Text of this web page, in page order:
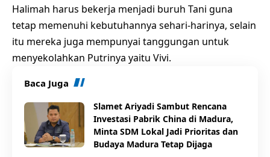
Halimah harus bekerja menjadi buruh Tani guna
tetap memenuhi kebutuhannya sehari-harinya, selain
itu mereka juga mempunyai tanggungan untuk
menyekolahkan Putrinya yaitu Vivi.
Baca Juga
Slamet Ariyadi Sambut Rencana
Investasi Pabrik China di Madura,
Minta SDM Lokal Jadi Prioritas dan
Budaya Madura Tetap Dijaga